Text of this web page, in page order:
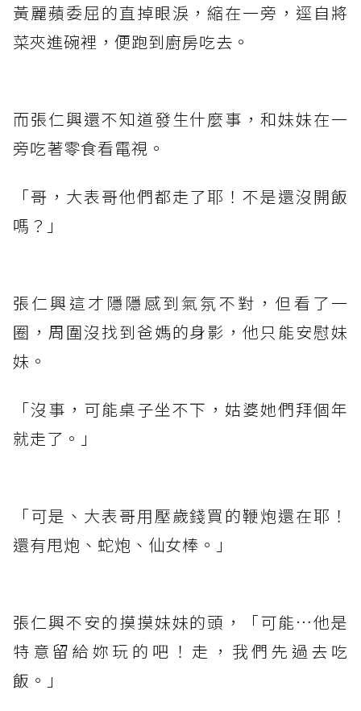
黃麗蘋委屈的直掉眼淚，縮在一旁，逕自將
菜夾進碗裡，便跑到廚房吃去。
而張仁興還不知道發生什麼事，和妹妹在一
旁吃著零食看電視。
「哥，大表哥他們都走了耶！不是還沒開飯
嗎？」
張仁興這才隱隱感到氣氛不對，但看了一
圈，周圍沒找到爸媽的身影，他只能安慰妹
妹。
「沒事，可能桌子坐不下，姑婆她們拜個年
就走了。」
「可是、大表哥用壓歲錢買的鞭炮還在耶！
還有甩炮、蛇炮、仙女棒。」
張仁興不安的摸摸妹妹的頭，「可能…他是
特意留給妳玩的吧！走，我們先過去吃
飯。」